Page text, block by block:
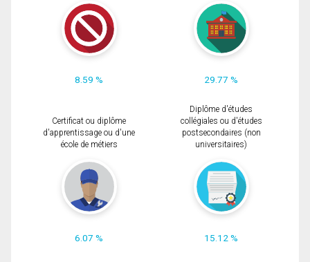
8.59 % 29.77 %
Certificat ou diplôme
d'apprentissage ou d'une
école de métiers
6.07 %
Diplôme d'études
collégiales ou d'études
postsecondaires (non
universitaires)
15.12 %